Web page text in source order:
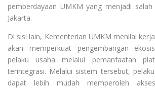
pemberdayaan UMKM yang menjadi
Jakarta.
Di sisi lain, Kementerian UMKM menilai
akan memperkuat pengembangan
pelaku usaha melalui pemanfaatan
terintegrasi. Melalui sistem tersebut,
dapat lebih mudah memperoleh